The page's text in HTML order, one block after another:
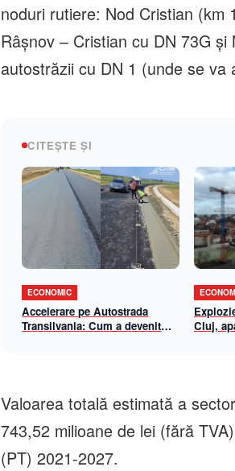
noduri rutiere: Nod Cristian (km
Râşnov – Cristian cu DN 73G
autostrăzii cu DN 1 (unde se va
CITEȘTE ȘI
ECONOMIC
Accelerare pe Autostrada
Transilvania: Cum a devenit
Cluj,
Valoarea totală estimată a
743,52 milioane de lei (fără
(PT) 2021-2027.